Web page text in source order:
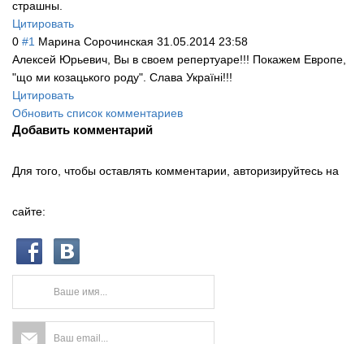
страшны.
Цитировать
0 #1 Марина Сорочинская 31.05.2014 23:58
Алексей Юрьевич, Вы в своем репертуаре!!! Покажем Европе,
"що ми козацького роду". Слава Україні!!!
Цитировать
Обновить список комментариев
Добавить комментарий
Для того, чтобы оставлять комментарии, авторизируйтесь на
сайте: